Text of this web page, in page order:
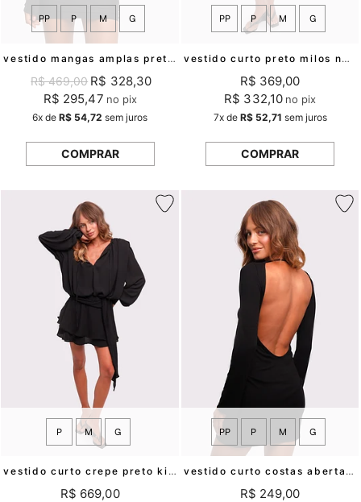
vestido mangas amplas preto aria mundo lolita
PP P M G
R$ 469,00 R$ 328,30
R$ 295,47 no pix
6x deR$ 54,72 sem juros
COMPRAR
vestido curto preto milos noir mundo lolita
PP P M G
R$ 369,00
R$ 332,10 no pix
7xde R$ 52,71 sem juros
COMPRAR
vestido curto crepe preto kim mundo lolita
P M G
R$ 669,00
vestido curto costas abertas rosalie mundo lolita
PP P M G
R$ 249,00